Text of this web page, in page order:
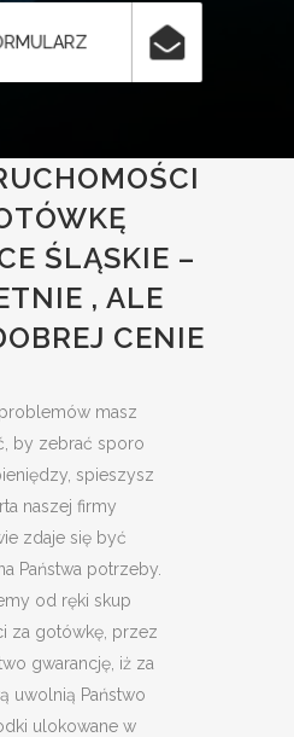
ŚLĄSKIE –
, ALE
CENIE
masz
by zebrać sporo
spieszysz
naszej firmy
zdaje się być
Państwa potrzeby.
od ręki skup
za gotówkę, przez
gwarancję, iż za
uwolnią Państwo
ulokowane w